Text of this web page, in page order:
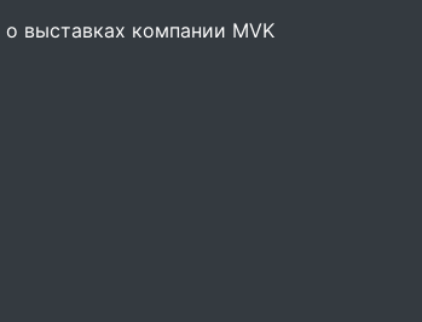
о выставках компании MVK